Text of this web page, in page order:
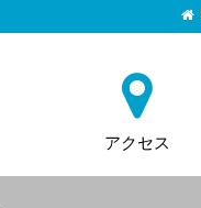
アクセス